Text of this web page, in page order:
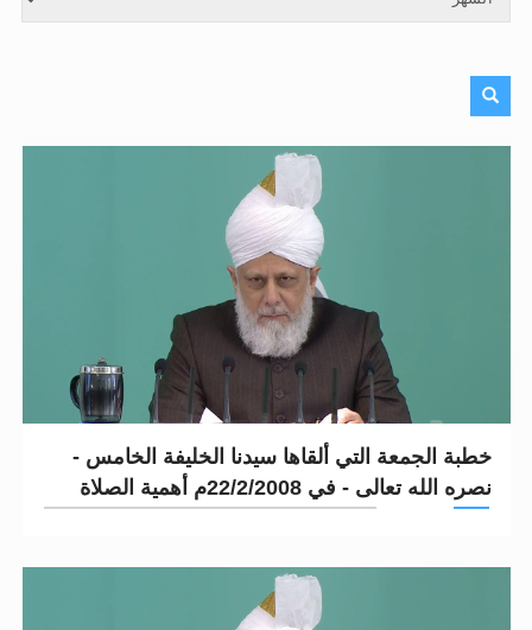
خطبة الجمعة التي ألقاها سيدنا الخليفة الخامس -
نصره الله تعالى - في 22/2/2008م أهمية الصلاة